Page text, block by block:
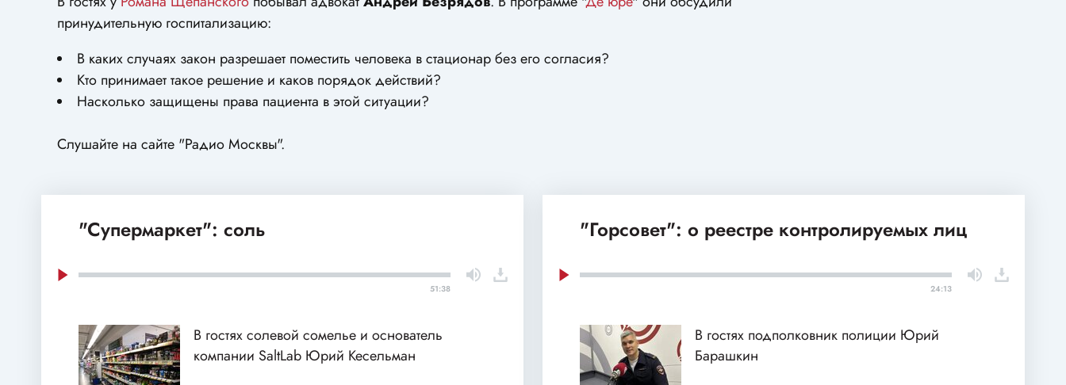
принудительную госпитализацию:
В каких случаях закон разрешает поместить человека в стационар без его согласия?
Кто принимает такое решение и каков порядок действий?
Насколько защищены права пациента в этой ситуации?
Слушайте на сайте "Радио Москвы".
"Супермаркет": соль
51:38
В гостях солевой сомелье и основатель
компании SaltLab Юрий Кесельман
"Горсовет": о реестре контролируемых лиц
24:13
В гостях подполковник полиции Юрий
Барашкин